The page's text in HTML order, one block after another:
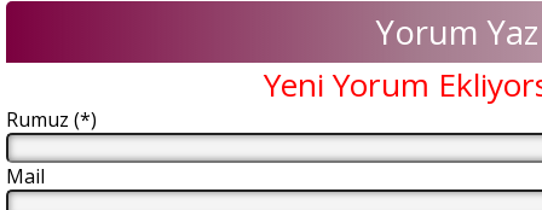
Yorum Yaz
Yeni Yorum
Rumuz (*)
Mail